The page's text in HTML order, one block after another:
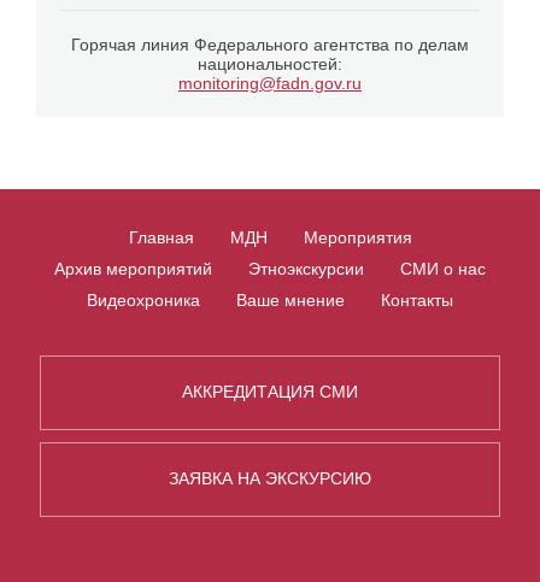
Горячая линия Федерального агентства по делам
национальностей:
monitoring@fadn.gov.ru
Главная МДН
Мероприятия
Архив мероприятий
Этноэкскурсии
СМИ о нас
Видеохроника
Ваше мнение Контакты
АККРЕДИТАЦИЯ СМИ
ЗАЯВКА НА ЭКСКУРСИЮ